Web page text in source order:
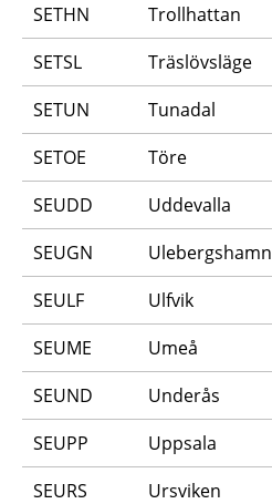
SETHN
Trollhattan
SETSL
Träslövsläge
SETUN
Tunadal
SETOE
Töre
SEUDD
Uddevalla
SEUGN
Ulebergshamn
SEULF
Ulfvik
SEUME
Umeå
SEUND
Underås
SEUPP
Uppsala
SEURS
Ursviken